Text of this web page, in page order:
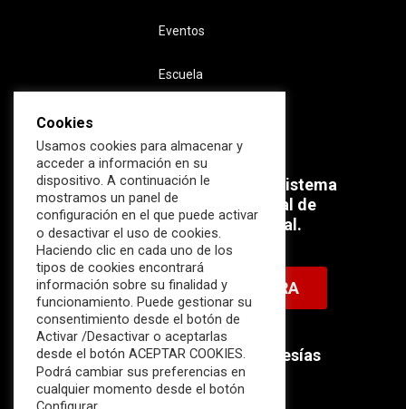
Eventos
Escuela
Súmate ahora al mayor Ecosistema
profesional e internacional de
Ciberseguridad Industrial.
HAZTE MIEMBRO AHORA
Descubre nuestras membresías
disponibles.
Cookies
Usamos cookies para almacenar y
acceder a información en su
dispositivo. A continuación le
mostramos un panel de
configuración en el que puede activar
o desactivar el uso de cookies.
Haciendo clic en cada uno de los
tipos de cookies encontrará
información sobre su finalidad y
funcionamiento. Puede gestionar su
consentimiento desde el botón de
Activar /Desactivar o aceptarlas
desde el botón ACEPTAR COOKIES.
Podrá cambiar sus preferencias en
cualquier momento desde el botón